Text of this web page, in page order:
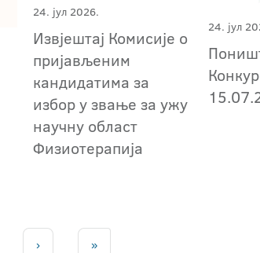
24. јул 2026.
Извјештај Комисије о
пријављеним
кандидатима за
избор у звање за ужу
научну област
Физиотерапија
24. јул
› »